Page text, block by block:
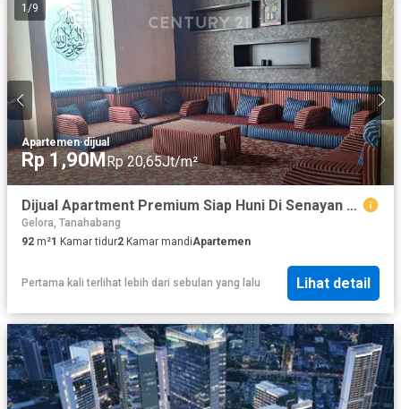
1/9
Apartemen·dijual
Rp 1,90MRp 20,65Jt/m²
Dijual Apartment Premium Siap Huni Di Senayan Sudirman Jakpus
Gelora, Tanahabang
92 m²1 Kamar tidur2 Kamar mandiApartemen
Pertama kali terlihat lebih dari sebulan yang lalu Lihat detail